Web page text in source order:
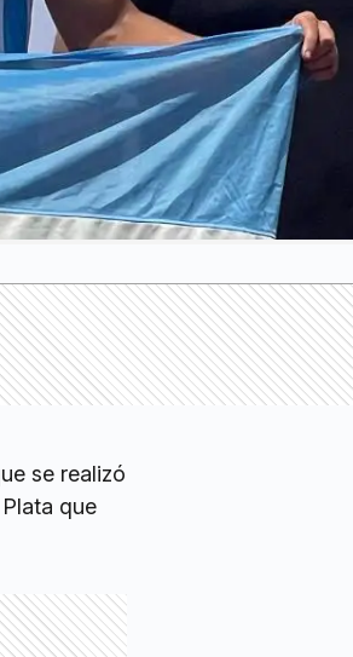
se realizó
que